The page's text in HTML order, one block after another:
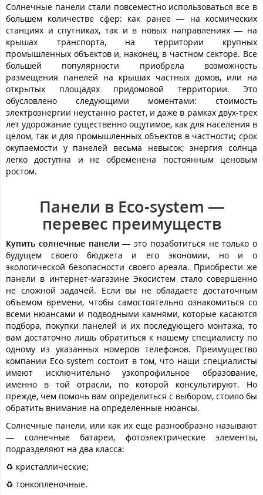
Солнечные панели стали повсеместно использоваться все в
большем количестве сфер: как ранее — на космических
станциях и спутниках, так и в новых направлениях — на
крышах транспорта, на территории крупных
промышленных объектов и, наконец, в частном секторе. Все
большей популярности приобрела возможность
размещения панелей на крышах частных домов, или на
открытых площадях придомовой территории. Это
обусловлено следующими моментами: стоимость
электроэнергии неустанно растет, и даже в рамках двух-трех
лет удорожание существенно ощутимое, как для населения в
целом, так и для промышленных объектов в частности; срок
окупаемости у панелей весьма невысок; энергия солнца
легко доступна и не обременена постоянным ценовым
ростом.
Панели в Eco-system —
перевес преимуществ
Купить солнечные панели— это позаботиться не только о
будущем своего бюджета и его экономии, но и о
экологической безопасности своего ареала. Приобрести же
панели в интернет-магазине Экосистем стало совершенно
не сложной задачей. Если вы не обладаете достаточным
объемом времени, чтобы самостоятельно ознакомиться со
всеми нюансами и подводными камнями, которые касаются
подбора, покупки панелей и их последующего монтажа, то
вам достаточно лишь обратиться к нашему специалисту по
одному из указанных номеров телефонов. Преимущество
компании Eco-system состоит в том, что наши специалисты
имеют исключительно узкопрофильное образование,
именно в той отрасли, по которой консультируют. Но
прежде, чем помочь вам определиться с выбором, стоило бы
обратить внимание на определенные нюансы.
Солнечные панели, или как их еще разнообразно называют
— солнечные батареи, фотоэлектрические элементы,
подразделяют на два класса:
♻️ кристаллические;
♻️ тонкопленочные.